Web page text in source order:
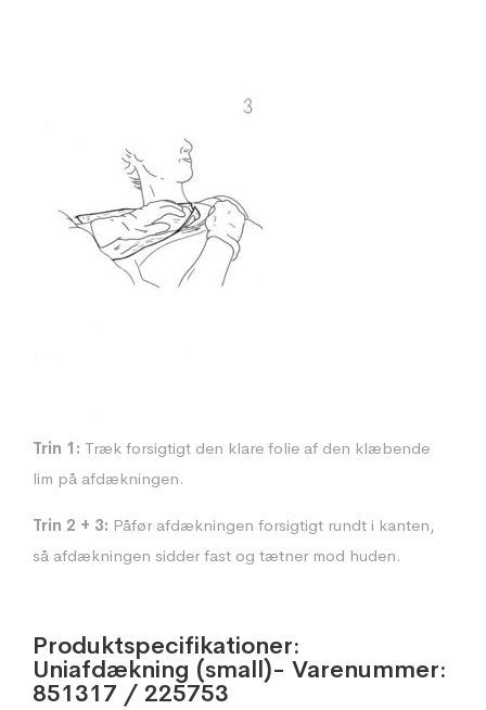
Trin 1: Træk forsigtigt den klare folie af den klæbende
lim på afdækningen.
Trin 2 + 3: Påfør afdækningen forsigtigt rundt i kanten,
så afdækningen sidder fast og tætner mod huden.
Produktspecifikationer:
Uniafdækning (small)- Varenummer:
851317 / 225753